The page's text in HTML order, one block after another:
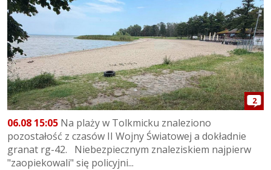
2
06.08 15:05 Na plaży w Tolkmicku znaleziono
pozostałość z czasów II Wojny Światowej a dokładnie
granat rg-42. Niebezpiecznym znaleziskiem najpierw
"zaopiekowali" się policyjni...